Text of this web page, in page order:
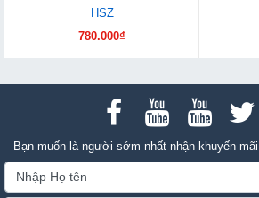
HSZ
780.000₫
Bạn muốn là người sớm nhất nhận khuyến